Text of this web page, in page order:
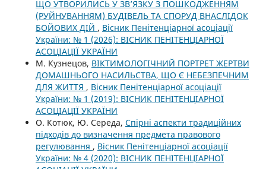
ЩО УТВОРИЛИСЬ У ЗВ’ЯЗКУ З ПОШКОДЖЕННЯМ
(РУЙНУВАННЯМ) БУДІВЕЛЬ ТА СПОРУД ВНАСЛІДОК
БОЙОВИХ ДІЙ , Вісник Пенітенціарної асоціації
України: № 1 (2026): ВІСНИК ПЕНІТЕНЦІАРНОЇ
АСОЦІАЦІЇ УКРАЇНИ
М. Кузнецов, ВІКТИМОЛОГІЧНИЙ ПОРТРЕТ ЖЕРТВИ
ДОМАШНЬОГО НАСИЛЬСТВА, ЩО Є НЕБЕЗПЕЧНИМ
ДЛЯ ЖИТТЯ , Вісник Пенітенціарної асоціації
України: № 1 (2019): ВІСНИК ПЕНІТЕНЦІАРНОЇ
АСОЦІАЦІЇ УКРАЇНИ
О. Котюк, Ю. Середа, Спірні аспекти традиційних
підходів до визначення предмета правового
регулювання , Вісник Пенітенціарної асоціації
України: № 4 (2020): ВІСНИК ПЕНІТЕНЦІАРНОЇ